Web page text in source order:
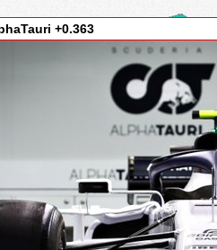
+0.363